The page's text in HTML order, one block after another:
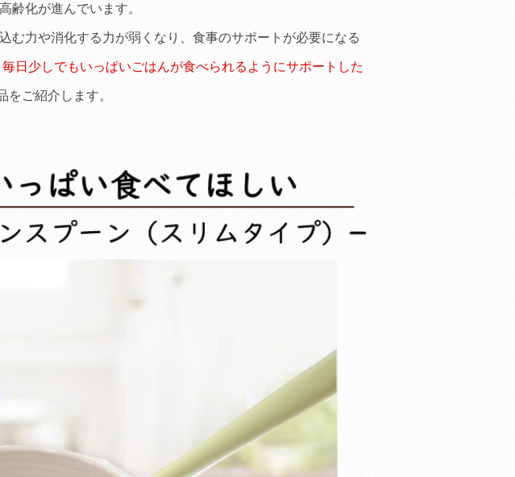
齢化が進んでいます。
む力や消化する力が弱くなり、食事のサポートが必要になる
日少しでもいっぱいごはんが食べられるようにサポートした
をご紹介します。